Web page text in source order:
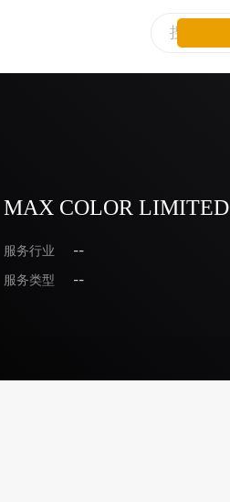
MAX COLOR LIMITED
服务行业
--
服务类型
--